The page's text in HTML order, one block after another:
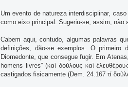
Um evento de natureza interdisciplinar,
como eixo principal. Sugeriu-se, assim, não
Cabem aqui, contudo, algumas palavras
definições, dão-se exemplos. O
Diomedonte, que consegue fugir. Em
homens livres” (καὶ δούλους καὶ
castigados fisicamente (Dem. 24.167 τί